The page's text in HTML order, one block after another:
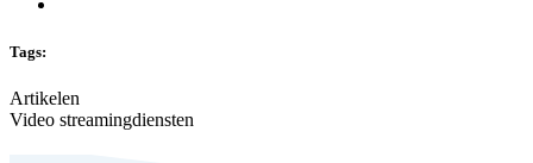
Tags:
Artikelen
Video streamingdiensten